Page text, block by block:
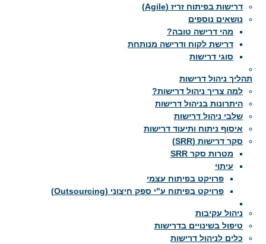
דרישות בפיתוח זריז (Agile)
נושאים נוספים
מהי דרישה טובה?
דרישת לקוח ודרישה מנותחת
סוגי דרישות
תהליך ניהול דרישות
למה צריך ניהול דרישות?
היתרונות בניהול דרישות
שלבי ניהול דרישות
איסוף ניתוח ותיעוד דרישות
סקר דרישות (SRR)
מטרות סקר SRR
עיתוי
פרויקט בפיתוח עצמי
פרויקט בפיתוח ע"י ספק חיצוני (Outsourcing)
ניהול עקיבות
טיפול בשינויים בדרישות
כלים לניהול דרישות